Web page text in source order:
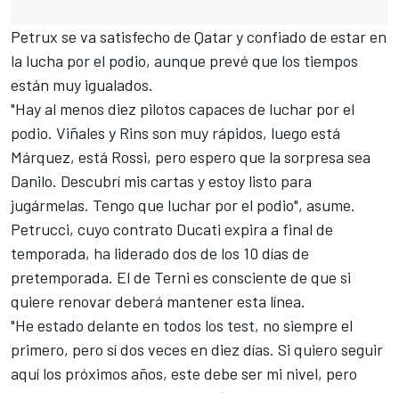
Petrux se va satisfecho de Qatar y confiado de estar en
la lucha por el podio, aunque prevé que los tiempos
están muy igualados.
"Hay al menos diez pilotos capaces de luchar por el
podio. Viñales y Rins son muy rápidos, luego está
Márquez, está Rossi, pero espero que la sorpresa sea
Danilo. Descubrí mis cartas y estoy listo para
jugármelas. Tengo que luchar por el podio", asume.
Petrucci, cuyo contrato Ducati expira a final de
temporada, ha liderado dos de los 10 días de
pretemporada. El de Terni es consciente de que si
quiere renovar deberá mantener esta línea.
"He estado delante en todos los test, no siempre el
primero, pero sí dos veces en diez días. Si quiero seguir
aquí los próximos años, este debe ser mi nivel, pero